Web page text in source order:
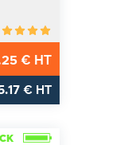
€ HT
€ HT